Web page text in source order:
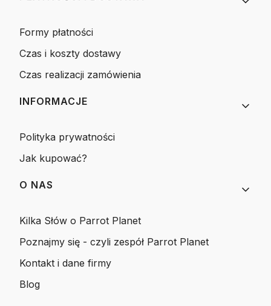
Formy płatności
Czas i koszty dostawy
Czas realizacji zamówienia
INFORMACJE
Polityka prywatności
Jak kupować?
O NAS
Kilka Słów o Parrot Planet
Poznajmy się - czyli zespół Parrot Planet
Kontakt i dane firmy
Blog